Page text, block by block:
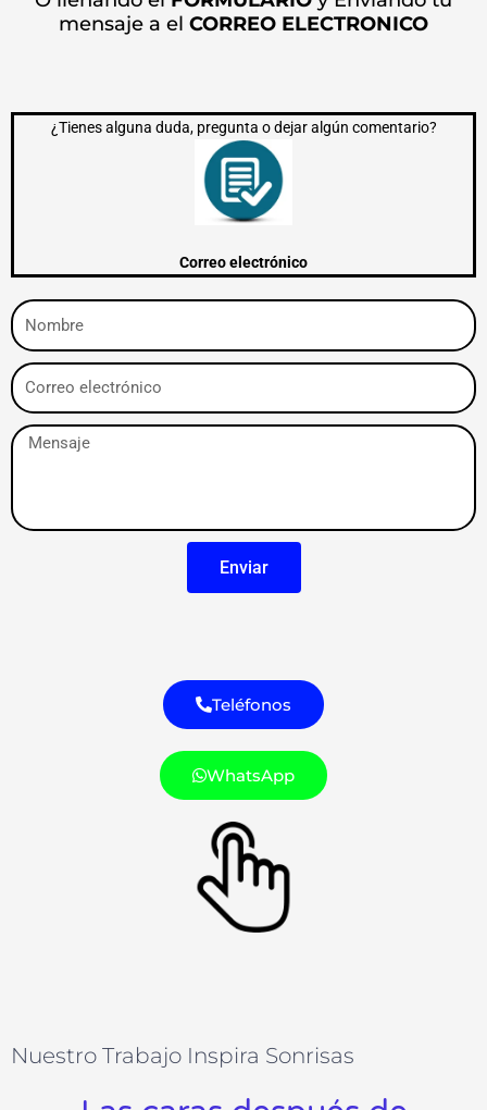
mensaje a el CORREO ELECTRONICO
Teléfonos
WhatsApp
¿Tienes alguna duda, pregunta o dejar algún comentario?
Correo electrónico
Nombre
Correo
electrónico
Mensaje
Enviar
Nuestro Trabajo Inspira Sonrisas